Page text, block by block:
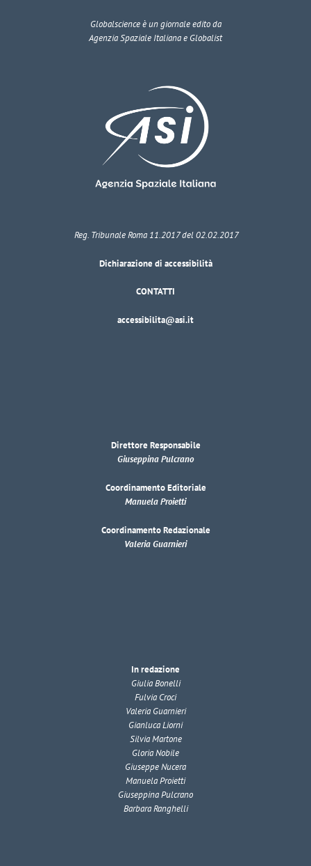
Globalscienceè un giornale edito da
Agenzia Spaziale Italiana e Globalist
Reg. Tribunale Roma 11.2017 del 02.02.2017
Dichiarazione di accessibilità
CONTATTI
accessibilita@asi.it
Direttore Responsabile
Giuseppina Pulcrano
Coordinamento Editoriale
Manuela Proietti
Coordinamento Redazionale
Valeria Guarnieri
In redazione
Giulia Bonelli
Fulvia Croci
Valeria Guarnieri
Gianluca Liorni
Silvia Martone
Gloria Nobile
Giuseppe Nucera
Manuela Proietti
Giuseppina Pulcrano
Barbara Ranghelli